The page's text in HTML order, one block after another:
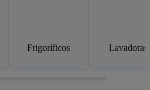
Frigoríficos Lavadoras